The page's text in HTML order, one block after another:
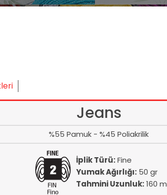
Jeans
%55 Pamuk - %45 Poliakrilik
İplik Türü:Fine
Yumak Ağırlığı: 50 gr
Tahmini Uzunluk:160 m